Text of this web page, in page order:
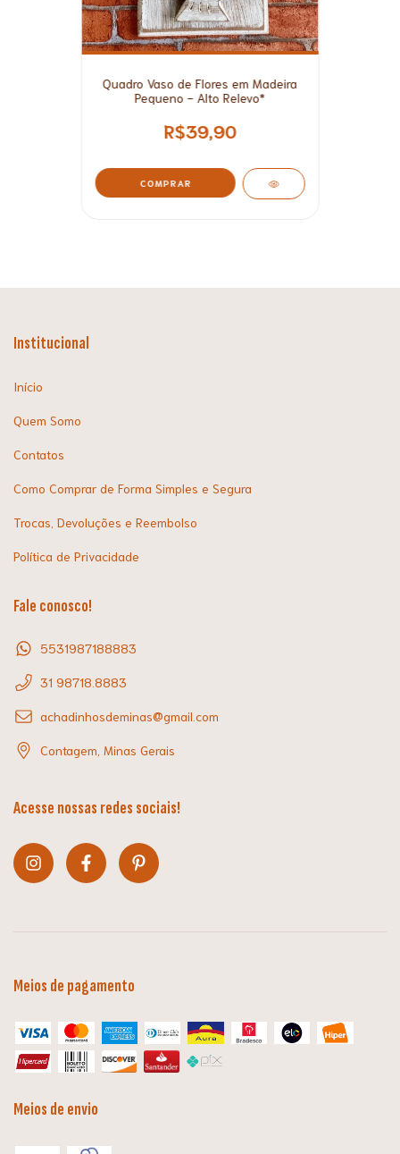
Quadro Vaso de Flores em Madeira
Pequeno - Alto Relevo*
R$39,90
COMPRAR
Institucional
Início
Quem Somo
Contatos
Como Comprar de Forma Simples e Segura
Trocas, Devoluções e Reembolso
Política de Privacidade
Fale conosco!
5531987188883
31 98718.8883
achadinhosdeminas@gmail.com
Contagem, Minas Gerais
Acesse nossas redes sociais!
Meios de pagamento
Meios de envio